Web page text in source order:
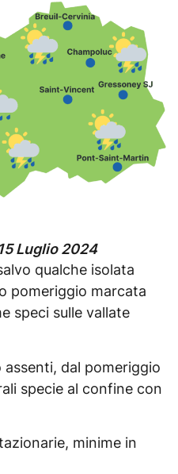
Luglio 2024
qualche isolata
pomeriggio marcata
speci sulle vallate
assenti, dal pomeriggio
specie al confine con
minime in